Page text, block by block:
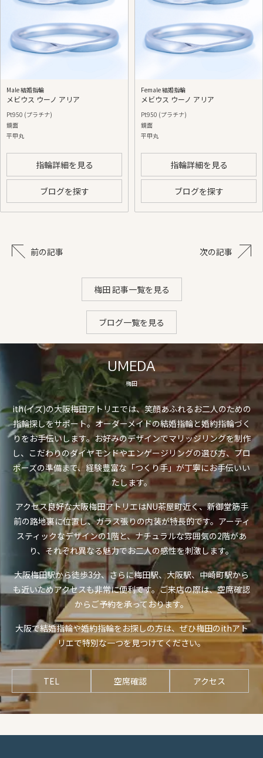
Male 結婚指輪
メビウス ウーノ アリア
Pt950 (プラチナ)
鏡面
平甲丸
指輪詳細を見る
ブログを探す
Female 結婚指輪
メビウス ウーノ アリア
Pt950 (プラチナ)
鏡面
平甲丸
指輪詳細を見る
ブログを探す
前の記事 次の記事
梅田 記事一覧を見る
ブログ一覧を見る
UMEDA
梅田
ith(イズ)の大阪梅田アトリエでは、笑顔あふれるお二人のための
指輪探しをサポート。オーダーメイドの結婚指輪と婚約指輪づく
りをお手伝いします。お好みのデザインでマリッジリングを制作
し、こだわりのダイヤモンドやエンゲージリングの選び方、プロ
ポーズの準備まで、経験豊富な「つくり手」が丁寧にお手伝いい
たします。
アクセス良好な大阪梅田アトリエはNU茶屋町近く、新御堂筋手
前の路地裏に位置し、ガラス張りの内装が特長的です。アーティ
スティックなデザインの1階と、ナチュラルな雰囲気の2階があ
り、それぞれ異なる魅力でお二人の感性を刺激します。
大阪梅田駅から徒歩3分、さらに梅田駅、大阪駅、中崎町駅から
も近いためアクセスも非常に便利です。ご来店の際は、空席確認
からご予約を承っております。
大阪で結婚指輪や婚約指輪をお探しの方は、ぜひ梅田のithアト
リエで特別な一つを見つけてください。
TEL 空席確認 アクセス